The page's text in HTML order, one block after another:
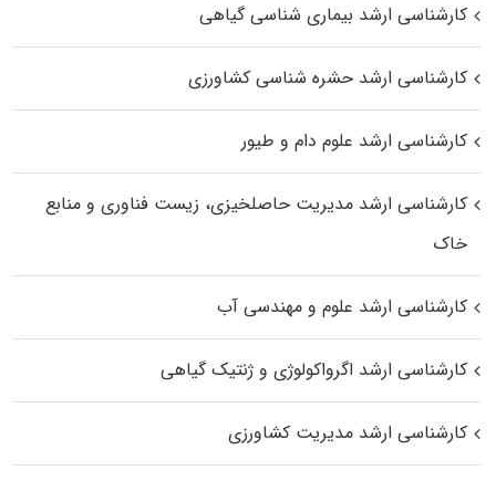
کارشناسی ارشد بیماری‌ شناسی گیاهی
کارشناسی ارشد حشره‌ شناسی کشاورزی
کارشناسی ارشد علوم دام و طیور
کارشناسی ارشد مدیریت حاصلخیزی، زیست فناوری و منابع
خاک
کارشناسی ارشد علوم و مهندسی آب
کارشناسی ارشد اگرواکولوژی و ژنتیک گیاهی
کارشناسی ارشد مدیریت کشاورزی